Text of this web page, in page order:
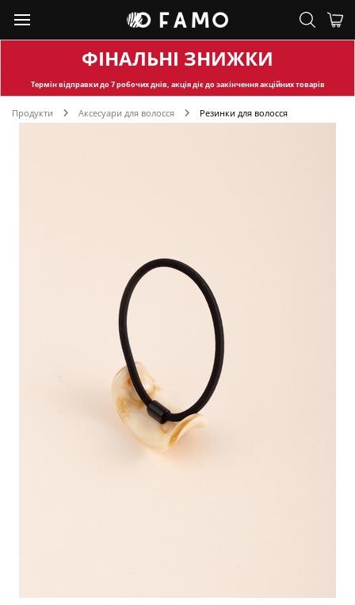
ФІНАЛЬНІ ЗНИЖКИ
Термін відправкидо 7 робочих днів, акція діє до закінчення акційних товарів
Продукти Аксесуари для волосся Резинки для волосся